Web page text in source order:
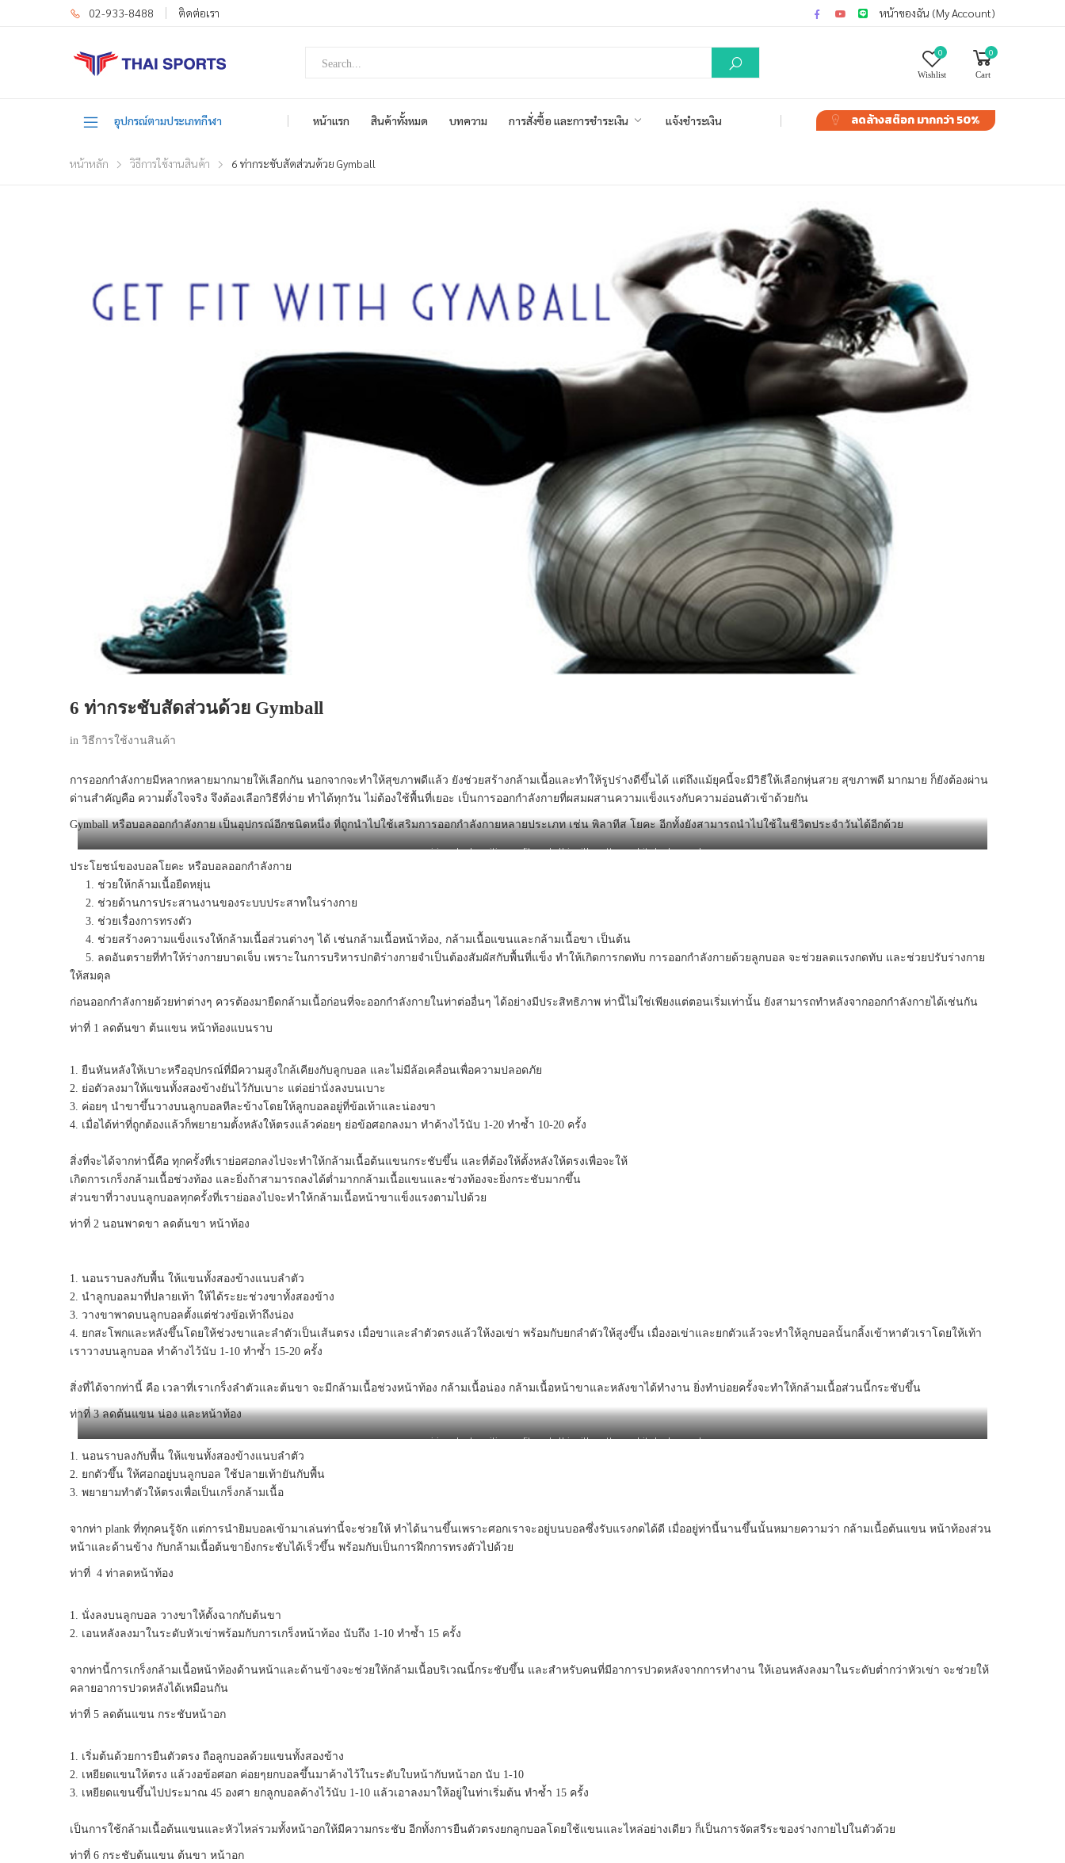
02-933-8488 ติดต่อเรา หน้าของฉัน (My Account)
0
Wishlist
0
Cart
อุปกรณ์ตามประเภทกีฬา หน้าแรก สินค้าทั้งหมด บทความ การสั่งซื้อ และการชำระเงิน แจ้งชำระเงิน ลดล้างสต๊อกมากกว่า 50%
หน้าหลัก วิธีการใช้งานสินค้า 6 ท่ากระชับสัดส่วนด้วย Gymball
6 ท่ากระชับสัดส่วนด้วย Gymball
in วิธีการใช้งานสินค้า
การออกกำลังกายมีหลากหลายมากมายให้เลือกกัน นอกจากจะทำให้สุขภาพดีแล้ว ยังช่วยสร้างกล้ามเนื้อและทำให้รูปร่างดีขึ้นได้ แต่ถึงแม้ยุคนี้จะมีวิธีให้เลือกหุ่นสวย สุขภาพดี มากมาย ก็ยังต้องผ่าน
ด่านสำคัญคือ ความตั้งใจจริง จึงต้องเลือกวิธีที่ง่าย ทำได้ทุกวัน ไม่ต้องใช้พื้นที่เยอะ เป็นการออกกำลังกายที่ผสมผสานความแข็งแรงกับความอ่อนตัวเข้าด้วยกัน
Gymball หรือบอลออกกำลังกาย เป็นอุปกรณ์อีกชนิดหนึ่ง ที่ถูกนำไปใช้เสริมการออกกำลังกายหลายประเภท เช่น พิลาทีส โยคะ อีกทั้งยังสามารถนำไปใช้ในชีวิตประจำวันได้อีกด้วย
one woman exercising plank position on fitness ball in silhouette on white background
ประโยชน์ของบอลโยคะ หรือบอลออกกำลังกาย
1. ช่วยให้กล้ามเนื้อยืดหยุ่น
2. ช่วยด้านการประสานงานของระบบประสาทในร่างกาย
3. ช่วยเรื่องการทรงตัว
4. ช่วยสร้างความแข็งแรงให้กล้ามเนื้อส่วนต่างๆ ได้ เช่นกล้ามเนื้อหน้าท้อง, กล้ามเนื้อแขนและกล้ามเนื้อขา เป็นต้น
5. ลดอันตรายที่ทำให้ร่างกายบาดเจ็บ เพราะในการบริหารปกติร่างกายจำเป็นต้องสัมผัสกับพื้นที่แข็ง ทำให้เกิดการกดทับ การออกกำลังกายด้วยลูกบอล จะช่วยลดแรงกดทับ และช่วยปรับร่างกาย
ให้สมดุล
ก่อนออกกำลังกายด้วยท่าต่างๆ ควรต้องมายืดกล้ามเนื้อก่อนที่จะออกกำลังกายในท่าต่ออื่นๆ ได้อย่างมีประสิทธิภาพ ท่านี้ไม่ใช่เพียงแต่ตอนเริ่มเท่านั้น ยังสามารถทำหลังจากออกกำลังกายได้เช่นกัน
ท่าที่ 1 ลดต้นขา ต้นแขน หน้าท้องแบนราบ
1. ยืนหันหลังให้เบาะหรืออุปกรณ์ที่มีความสูงใกล้เคียงกับลูกบอล และไม่มีล้อเคลื่อนเพื่อความปลอดภัย
2. ย่อตัวลงมาให้แขนทั้งสองข้างยันไว้กับเบาะ แต่อย่านั่งลงบนเบาะ
3. ค่อยๆ นำขาขึ้นวางบนลูกบอลทีละข้างโดยให้ลูกบอลอยู่ที่ข้อเท้าและน่องขา
4. เมื่อได้ท่าที่ถูกต้องแล้วก็พยายามตั้งหลังให้ตรงแล้วค่อยๆ ย่อข้อศอกลงมา ทำค้างไว้นับ 1-20 ทำซ้ำ 10-20 ครั้ง
สิ่งที่จะได้จากท่านี้คือ ทุกครั้งที่เราย่อศอกลงไปจะทำให้กล้ามเนื้อต้นแขนกระชับขึ้น และที่ต้องให้ตั้งหลังให้ตรงเพื่อจะให้
เกิดการเกร็งกล้ามเนื้อช่วงท้อง และยิ่งถ้าสามารถลงได้ต่ำมากกล้ามเนื้อแขนและช่วงท้องจะยิ่งกระชับมากขึ้น
ส่วนขาที่วางบนลูกบอลทุกครั้งที่เราย่อลงไปจะทำให้กล้ามเนื้อหน้าขาแข็งแรงตามไปด้วย
ท่าที่ 2 นอนพาดขา ลดต้นขา หน้าท้อง
1. นอนราบลงกับพื้น ให้แขนทั้งสองข้างแนบลำตัว
2. นำลูกบอลมาที่ปลายเท้า ให้ได้ระยะช่วงขาทั้งสองข้าง
3. วางขาพาดบนลูกบอลตั้งแต่ช่วงข้อเท้าถึงน่อง
4. ยกสะโพกและหลังขึ้นโดยให้ช่วงขาและลำตัวเป็นเส้นตรง เมื่อขาและลำตัวตรงแล้วให้งอเข่า พร้อมกับยกลำตัวให้สูงขึ้น เมื่องอเข่าและยกตัวแล้วจะทำให้ลูกบอลนั้นกลิ้งเข้าหาตัวเราโดยให้เท้า
เราวางบนลูกบอล ทำค้างไว้นับ 1-10 ทำซ้ำ 15-20 ครั้ง
สิ่งที่ได้จากท่านี้ คือ เวลาที่เราเกร็งลำตัวและต้นขา จะมีกล้ามเนื้อช่วงหน้าท้อง กล้ามเนื้อน่อง กล้ามเนื้อหน้าขาและหลังขาได้ทำงาน ยิ่งทำบ่อยครั้งจะทำให้กล้ามเนื้อส่วนนี้กระชับขึ้น
ท่าที่ 3 ลดต้นแขน น่อง และหน้าท้อง
one woman exercising plank position on fitness ball in silhouette on white background
1. นอนราบลงกับพื้น ให้แขนทั้งสองข้างแนบลำตัว
2. ยกตัวขึ้น ให้ศอกอยู่บนลูกบอล ใช้ปลายเท้ายันกับพื้น
3. พยายามทำตัวให้ตรงเพื่อเป็นเกร็งกล้ามเนื้อ
จากท่า plank ที่ทุกคนรู้จัก แต่การนำยิมบอลเข้ามาเล่นท่านี้จะช่วยให้ ทำได้นานขึ้นเพราะศอกเราจะอยู่บนบอลซึ่งรับแรงกดได้ดี เมื่ออยู่ท่านี้นานขึ้นนั้นหมายความว่า กล้ามเนื้อต้นแขน หน้าท้องส่วน
หน้าและด้านข้าง กับกล้ามเนื้อต้นขายิ่งกระชับได้เร็วขึ้น พร้อมกับเป็นการฝึกการทรงตัวไปด้วย
ท่าที่ 4 ท่าลดหน้าท้อง
1. นั่งลงบนลูกบอล วางขาให้ตั้งฉากกับต้นขา
2. เอนหลังลงมาในระดับหัวเข่าพร้อมกับการเกร็งหน้าท้อง นับถึง 1-10 ทำซ้ำ 15 ครั้ง
จากท่านี้การเกร็งกล้ามเนื้อหน้าท้องด้านหน้าและด้านข้างจะช่วยให้กล้ามเนื้อบริเวณนี้กระชับขึ้น และสำหรับคนที่มีอาการปวดหลังจากการทำงาน ให้เอนหลังลงมาในระดับต่ำกว่าหัวเข่า จะช่วยให้
คลายอาการปวดหลังได้เหมือนกัน
ท่าที่ 5 ลดต้นแขน กระชับหน้าอก
1. เริ่มต้นด้วยการยืนตัวตรง ถือลูกบอลด้วยแขนทั้งสองข้าง
2. เหยียดแขนให้ตรง แล้วงอข้อศอก ค่อยๆยกบอลขึ้นมาค้างไว้ในระดับใบหน้ากับหน้าอก นับ 1-10
3. เหยียดแขนขึ้นไปประมาณ 45 องศา ยกลูกบอลค้างไว้นับ 1-10 แล้วเอาลงมาให้อยู่ในท่าเริ่มต้น ทำซ้ำ 15 ครั้ง
เป็นการใช้กล้ามเนื้อต้นแขนและหัวไหล่รวมทั้งหน้าอกให้มีความกระชับ อีกทั้งการยืนตัวตรงยกลูกบอลโดยใช้แขนและไหล่อย่างเดียว ก็เป็นการจัดสรีระของร่างกายไปในตัวด้วย
ท่าที่ 6 กระชับต้นแขน ต้นขา หน้าอก